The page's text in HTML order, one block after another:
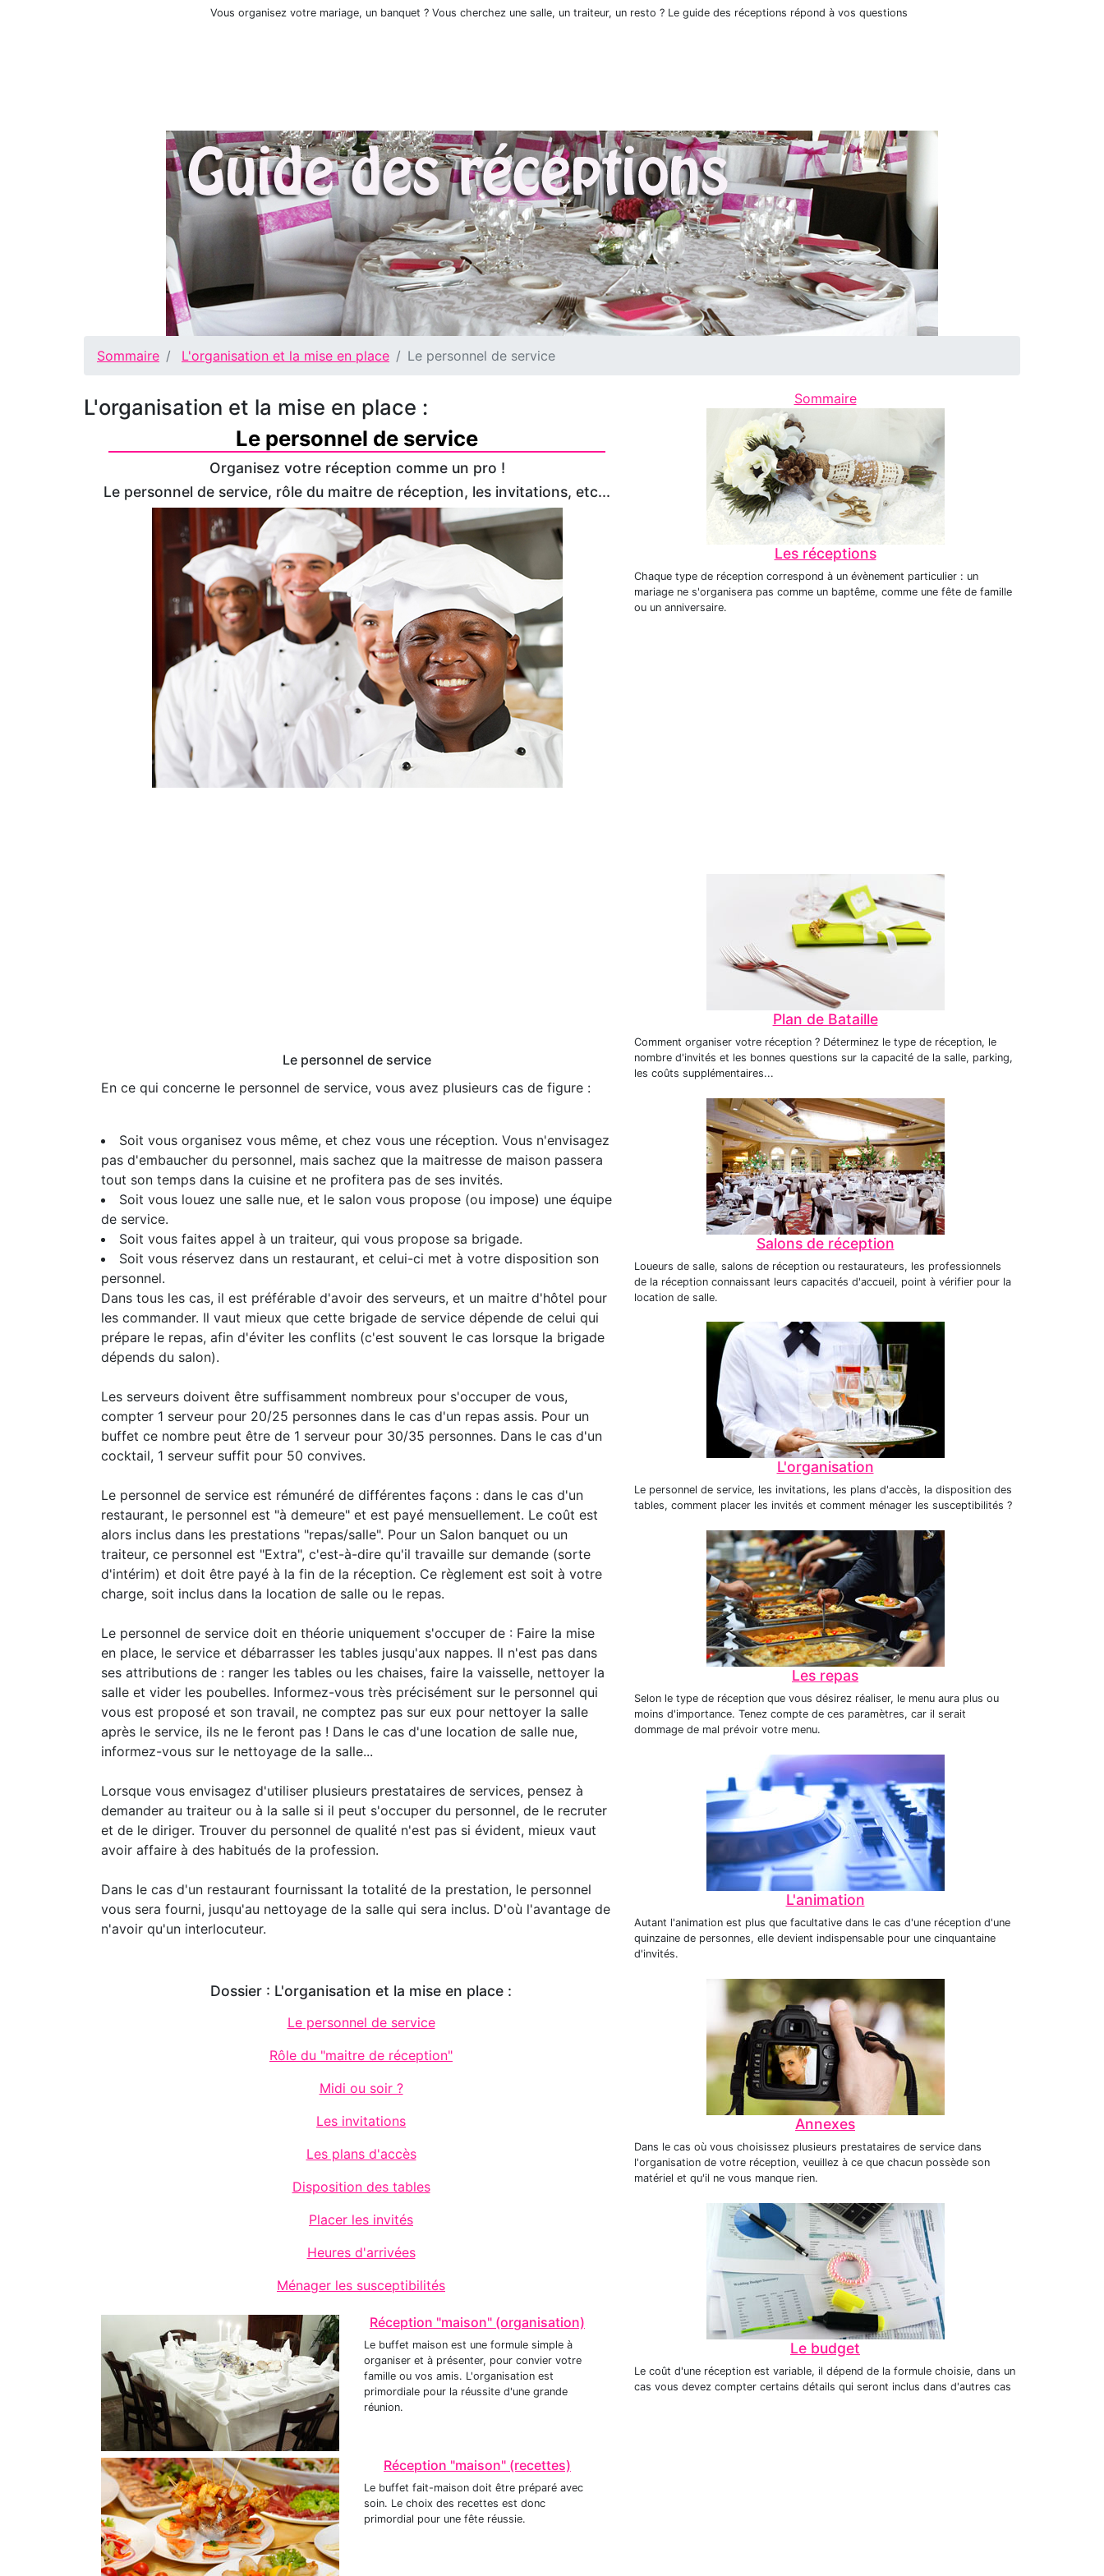
Vous organisez votre mariage, un banquet ? Vous cherchez une salle, un traiteur, un resto ? Le guide des réceptions répond à vos questions
Sommaire L'organisation et la mise en place Le personnel de service
L'organisation et la mise en place :
Le personnel de service
Organisez votre réception comme un pro !
Le personnel de service, rôle du maitre de réception, les invitations, etc...
Le personnel de service
En ce qui concerne le personnel de service, vous avez plusieurs cas de figure :
Soit vous organisez vous même, et chez vous une réception. Vous n'envisagez
pas d'embaucher du personnel, mais sachez que la maitresse de maison passera
tout son temps dans la cuisine et ne profitera pas de ses invités.
Soit vous louez une salle nue, et le salon vous propose (ou impose) une équipe
de service.
Soit vous faites appel à un traiteur, qui vous propose sa brigade.
Soit vous réservez dans un restaurant, et celui-ci met à votre disposition son
personnel.
Dans tous les cas, il est préférable d'avoir des serveurs, et un maitre d'hôtel pour
les commander. Il vaut mieux que cette brigade de service dépende de celui qui
prépare le repas, afin d'éviter les conflits (c'est souvent le cas lorsque la brigade
dépends du salon).
Les serveurs doivent être suffisamment nombreux pour s'occuper de vous,
compter 1 serveur pour 20/25 personnes dans le cas d'un repas assis. Pour un
buffet ce nombre peut être de 1 serveur pour 30/35 personnes. Dans le cas d'un
cocktail, 1 serveur suffit pour 50 convives.
Le personnel de service est rémunéré de différentes façons : dans le cas d'un
restaurant, le personnel est "à demeure" et est payé mensuellement. Le coût est
alors inclus dans les prestations "repas/salle". Pour un Salon banquet ou un
traiteur, ce personnel est "Extra", c'est-à-dire qu'il travaille sur demande (sorte
d'intérim) et doit être payé à la fin de la réception. Ce règlement est soit à votre
charge, soit inclus dans la location de salle ou le repas.
Le personnel de service doit en théorie uniquement s'occuper de : Faire la mise
en place, le service et débarrasser les tables jusqu'aux nappes. Il n'est pas dans
ses attributions de : ranger les tables ou les chaises, faire la vaisselle, nettoyer la
salle et vider les poubelles. Informez-vous très précisément sur le personnel qui
vous est proposé et son travail, ne comptez pas sur eux pour nettoyer la salle
après le service, ils ne le feront pas ! Dans le cas d'une location de salle nue,
informez-vous sur le nettoyage de la salle...
Lorsque vous envisagez d'utiliser plusieurs prestataires de services, pensez à
demander au traiteur ou à la salle si il peut s'occuper du personnel, de le recruter
et de le diriger. Trouver du personnel de qualité n'est pas si évident, mieux vaut
avoir affaire à des habitués de la profession.
Dans le cas d'un restaurant fournissant la totalité de la prestation, le personnel
vous sera fourni, jusqu'au nettoyage de la salle qui sera inclus. D'où l'avantage de
n'avoir qu'un interlocuteur.
Dossier : L'organisation et la mise en place :
Le personnel de service
Rôle du "maitre de réception"
Midi ou soir ?
Les invitations
Les plans d'accès
Disposition des tables
Placer les invités
Heures d'arrivées
Ménager les susceptibilités
Réception "maison" (organisation)
Le buffet maison est une formule simple à
organiser et à présenter, pour convier votre
famille ou vos amis. L'organisation est
primordiale pour la réussite d'une grande
réunion.
Réception "maison" (recettes)
Le buffet fait-maison doit être préparé avec
soin. Le choix des recettes est donc
primordial pour une fête réussie.
Sommaire
Les réceptions
Chaque type de réception correspond à un évènement particulier : un
mariage ne s'organisera pas comme un baptême, comme une fête de famille
ou un anniversaire.
Plan de Bataille
Comment organiser votre réception ? Déterminez le type de réception, le
nombre d'invités et les bonnes questions sur la capacité de la salle, parking,
les coûts supplémentaires...
Salons de réception
Loueurs de salle, salons de réception ou restaurateurs, les professionnels
de la réception connaissant leurs capacités d'accueil, point à vérifier pour la
location de salle.
L'organisation
Le personnel de service, les invitations, les plans d'accès, la disposition des
tables, comment placer les invités et comment ménager les susceptibilités ?
Les repas
Selon le type de réception que vous désirez réaliser, le menu aura plus ou
moins d'importance. Tenez compte de ces paramètres, car il serait
dommage de mal prévoir votre menu.
L'animation
Autant l'animation est plus que facultative dans le cas d'une réception d'une
quinzaine de personnes, elle devient indispensable pour une cinquantaine
d'invités.
Annexes
Dans le cas où vous choisissez plusieurs prestataires de service dans
l'organisation de votre réception, veuillez à ce que chacun possède son
matériel et qu'il ne vous manque rien.
Le budget
Le coût d'une réception est variable, il dépend de la formule choisie, dans un
cas vous devez compter certains détails qui seront inclus dans d'autres cas